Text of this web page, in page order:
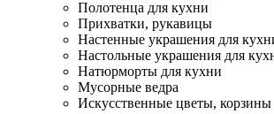
Полотенца для кухни
Прихватки, рукавицы
Настенные украшения для
Настольные украшения для
Натюрморты для кухни
Мусорные ведра
Искусственные цветы,